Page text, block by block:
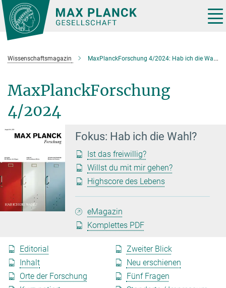
Hauptinhalt
Wissenschaftsmagazin MaxPlanckForschung 4/2024: Hab ich die Wahl?
MaxPlanckForschung
4/2024
Fokus: Hab ich die Wahl?
Ist das freiwillig?
Willst du mit mir gehen?
Highscore des Lebens
eMagazin
Komplettes PDF
Editorial
Inhalt
Orte der Forschung
Zweiter Blick
Neu erschienen
Fünf Fragen